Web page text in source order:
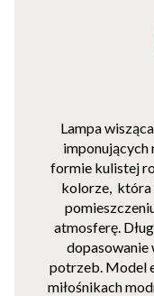
Lampa
imponujących
formie kulistej
kolorze, która
atmosferę.
dopasowanie
potrzeb. Model
miłośnikach